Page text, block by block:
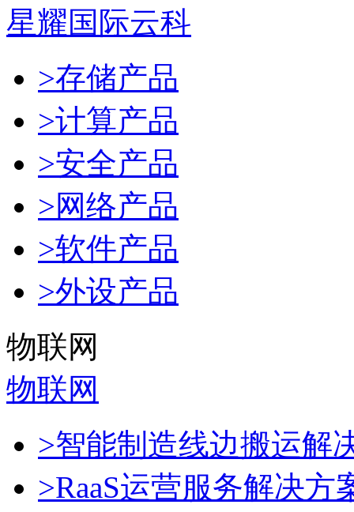
星耀国际云科
>存储产品
>计算产品
>安全产品
>网络产品
>软件产品
>外设产品
物联网
物联网
>智能制造线边搬运解
>RaaS运营服务解决方